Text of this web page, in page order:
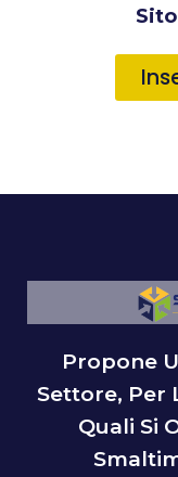
Propone
Settore, Per
Quali Si